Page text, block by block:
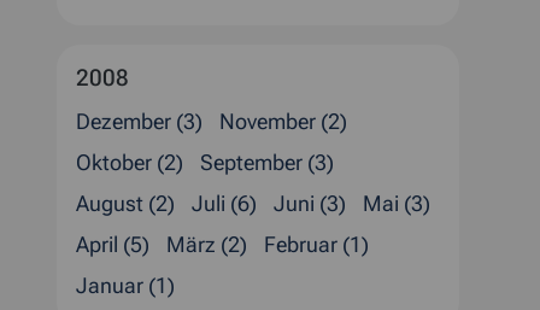
2008
Dezember (3)
November (2)
Oktober (2)
September (3)
August (2)
Juli (6) Juni (3)
Mai (3)
April (5)
März (2)
Februar (1)
Januar (1)